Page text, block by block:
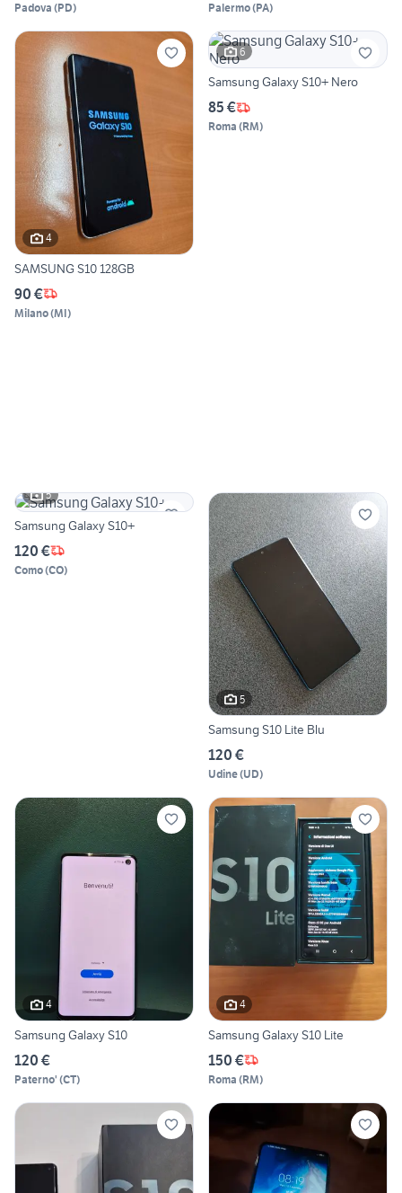
Padova (PD) Palermo(PA)
4
SAMSUNG S10 128GB
90 €
Milano(MI)
6
Samsung Galaxy S10+ Nero
85 €
Roma (RM)
5
Samsung Galaxy S10+
120 €
Como(CO)
5
Samsung S10 Lite Blu
120 €
Udine(UD)
4
Samsung Galaxy S10
120 €
Paterno' (CT)
4
Samsung Galaxy S10 Lite
150 €
Roma (RM)